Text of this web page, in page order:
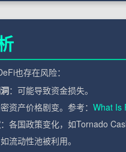
也存在风险：
：可能导致资金损失。
资产价格剧变。参考： What Is
：各国政策变化，如Tornado
流动性池被利用。